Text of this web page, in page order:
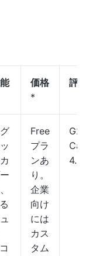
価格
*
評価
Free
プラ
ンあ
り。
企業
向け
には
カス
タム
G2:
4.6/